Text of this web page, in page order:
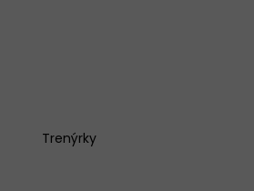
Trenýrky
KALHOTKY LOVELYGIRL 1656